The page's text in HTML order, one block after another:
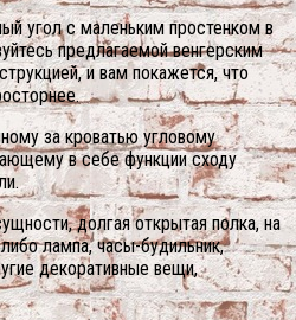
угол с маленьким простенком в
предлагаемой венгерским
и вам покажется, что
за кроватью угловому
в себе функции сходу
долгая открытая полка, на
лампа, часы-будильник,
декоративные вещи,